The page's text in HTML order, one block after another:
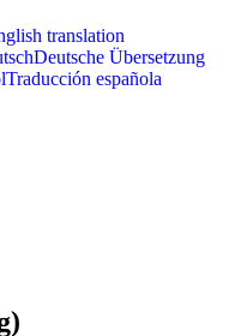
translation
Deutsche Übersetzung
Traducción española